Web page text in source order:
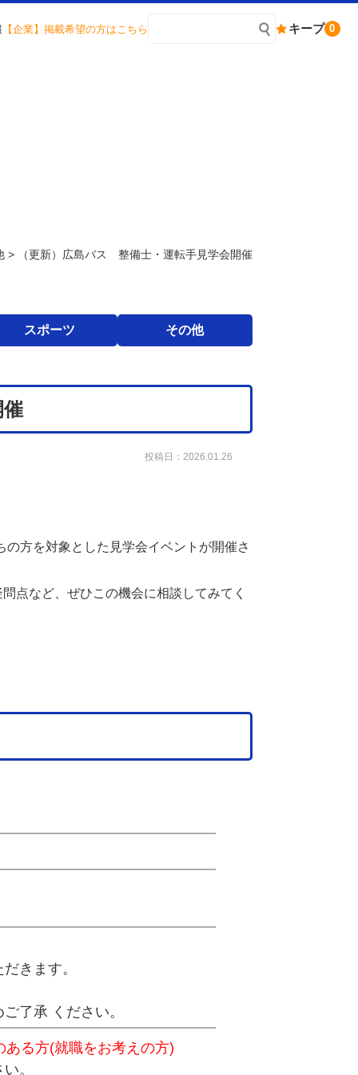
【企業】掲載希望の方はこちら キープ 0
> （更新）広島バス 整備士・運転手見学会開催
スポーツ その他
投稿日：2026.01.26
の方を対象とした見学会イベントが開催さ
点など、ぜひこの機会に相談してみてく
きます。
了承 ください。
る方(就職をお考えの方)
。